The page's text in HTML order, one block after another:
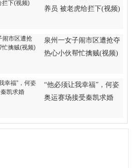
养员 被老虎给拦下(视频)
泉州一女子闹市区遭抢夺
热心小伙帮忙擒贼(视频)
“他必须让我幸福”，何姿
奥运赛场接受秦凯求婚